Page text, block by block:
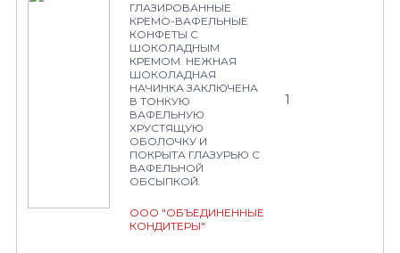
ГЛАЗИРОВАННЫЕ
КРЕМО-ВАФЕЛЬНЫЕ
КОНФЕТЫ С
ШОКОЛАДНЫМ
КРЕМОМ. НЕЖНАЯ
ШОКОЛАДНАЯ
НАЧИНКА ЗАКЛЮЧЕНА
В ТОНКУЮ
ВАФЕЛЬНУЮ
ХРУСТЯЩУЮ
ОБОЛОЧКУ И
ПОКРЫТА ГЛАЗУРЬЮ С
ВАФЕЛЬНОЙ
ОБСЫПКОЙ.
ООО "ОБЪЕДИНЕННЫЕ
КОНДИТЕРЫ"
1